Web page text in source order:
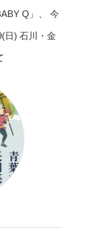
Q」、 今
) 石川・金